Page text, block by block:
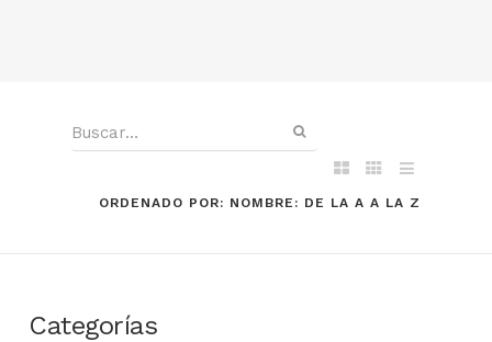
ORDENADO POR: NOMBRE: DE LA A A LA Z
Categorías